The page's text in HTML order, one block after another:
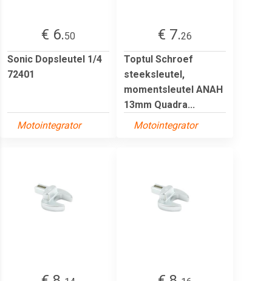
€ 6.50
Sonic Dopsleutel 1/4
72401
Motointegrator
€ 7.26
Toptul Schroef
steeksleutel,
momentsleutel ANAH
13mm Quadra...
Motointegrator